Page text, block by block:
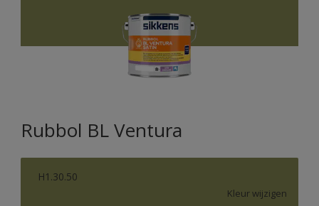
Rubbol BL Ventura
H1.30.50
Kleur wijzigen